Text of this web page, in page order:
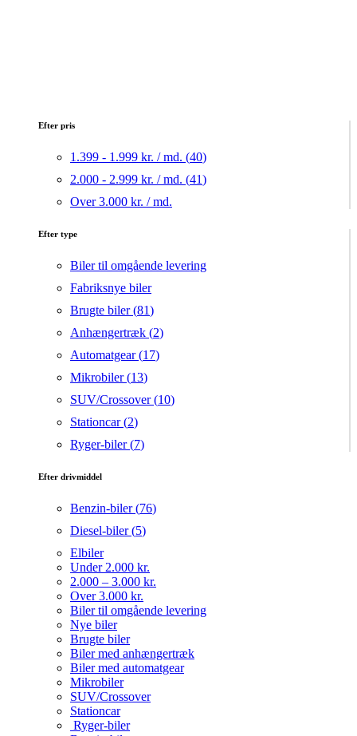
Efter pris
1.399 - 1.999 kr. / md. (40)
2.000 - 2.999 kr. / md. (41)
Over 3.000 kr. / md.
Efter type
Biler til omgående levering
Fabriksnye biler
Brugte biler (81)
Anhængertræk (2)
Automatgear (17)
Mikrobiler (13)
SUV/Crossover (10)
Stationcar (2)
Ryger-biler (7)
Efter drivmiddel
Benzin-biler (76)
Diesel-biler (5)
Elbiler
Under 2.000 kr.
2.000 – 3.000 kr.
Over 3.000 kr.
Biler til omgående levering
Nye biler
Brugte biler
Biler med anhængertræk
Biler med automatgear
Mikrobiler
SUV/Crossover
Stationcar
Ryger-biler